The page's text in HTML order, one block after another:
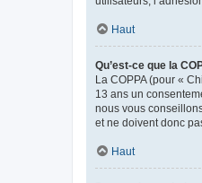
Haut
Qu’est-ce que la
La COPPA (pour «
13 ans un
nous vous
et ne doivent donc
Haut